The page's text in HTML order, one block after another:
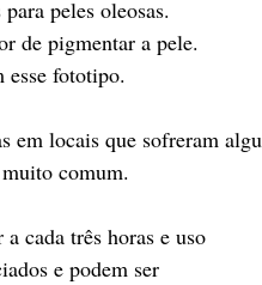
peles oleosas.
de pigmentar a pele.
esse fototipo.
em locais que sofreram
comum.
a cada três horas e uso
e podem ser